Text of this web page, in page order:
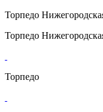
Торпедо
Торпедо
Торпедо